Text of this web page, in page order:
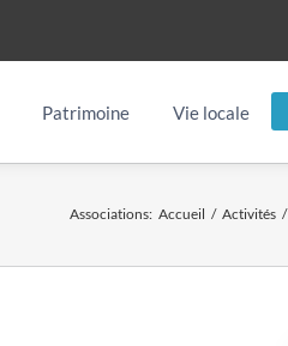
Patrimoine Vie locale
Associations: Accueil / Activités /